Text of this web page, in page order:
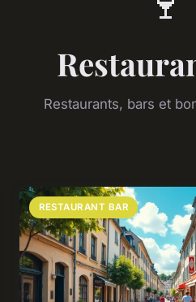
Restaurants, bars et
RESTAURANT BAR